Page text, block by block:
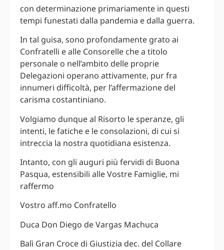
con determinazione primariamente in questi
tempi funestati dalla pandemia e dalla guerra.
In tal guisa, sono profondamente grato ai
Confratelli e alle Consorelle che a titolo
personale o nell’ambito delle proprie
Delegazioni operano attivamente, pur fra
innumeri difficoltà, per l’affermazione del
carisma costantiniano.
Volgiamo dunque al Risorto le speranze, gli
intenti, le fatiche e le consolazioni, di cui si
intreccia la nostra quotidiana esistenza.
Intanto, con gli auguri più fervidi di Buona
Pasqua, estensibili alle Vostre Famiglie, mi
raffermo
Vostro aff.mo Confratello
Duca Don Diego de Vargas Machuca
Balì Gran Croce di Giustizia dec. del Collare